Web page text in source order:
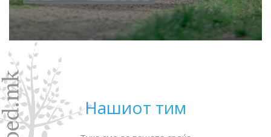
Нашиот тим